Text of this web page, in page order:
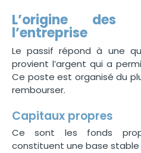
L’origine des
l’entreprise
Le passif répond à une
provient l’argent qui a
Ce poste est organisé du
rembourser.
Capitaux propres
Ce sont les fonds
constituent une base